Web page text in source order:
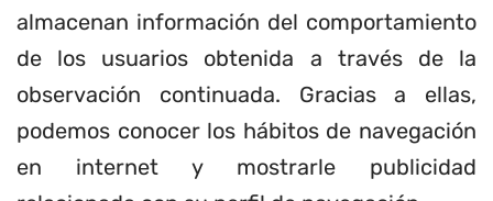
almacenan información del comportamiento
de los usuarios obtenida a través de la
observación continuada. Gracias a ellas,
podemos conocer los hábitos de navegación
en internet y mostrarle publicidad